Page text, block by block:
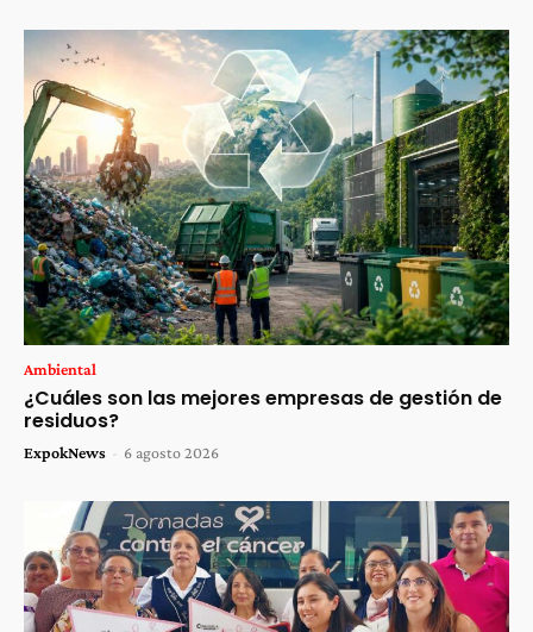
Ambiental
¿Cuáles son las mejores empresas de gestión de
residuos?
ExpokNews - 6 agosto 2026